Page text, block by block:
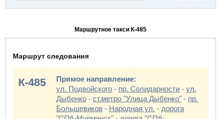
Маршрутное такси К-485
Маршрут следования
К-485
Прямое направление:
ул. Подвойского - пр. Солидарности - ул.
Дыбенко - ст.метро "Улица Дыбенко" - пр.
Большевиков - Народная ул. - дорога